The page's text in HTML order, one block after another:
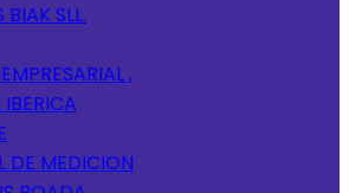
SLL.
,
DE MEDICION